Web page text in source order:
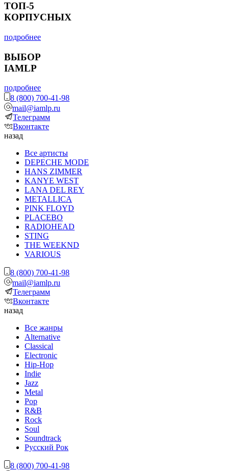
ТОП-5
КОРПУСНЫХ
подробнее
ВЫБОР
IAMLP
подробнее
8 (800) 700-41-98
mail@iamlp.ru
Телеграмм
Вконтакте
назад
Все артисты
DEPECHE MODE
HANS ZIMMER
KANYE WEST
LANA DEL REY
METALLICA
PINK FLOYD
PLACEBO
RADIOHEAD
STING
THE WEEKND
VARIOUS
8 (800) 700-41-98
mail@iamlp.ru
Телеграмм
Вконтакте
назад
Все жанры
Alternative
Classical
Electronic
Hip-Hop
Indie
Jazz
Metal
Pop
R&B
Rock
Soul
Soundtrack
Русский Рок
8 (800) 700-41-98